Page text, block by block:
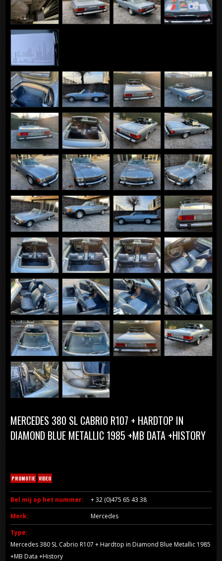
MERCEDES 380 SL CABRIO R107 + HARDTOP IN
DIAMOND BLUE METALLIC 1985 +MB DATA +HISTORY
PROMOTIE VIDEO
Bel mij op het nummer:
+ 32 (0)475 65 43 38
Merk:
Mercedes
Type:
Mercedes 380 SL Cabrio R107 + Hardtop in Diamond Blue Metallic 1985
+MB Data +History